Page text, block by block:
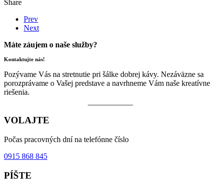
Share
Prev
Next
Máte záujem o naše služby?
Kontaktujte nás!
Pozývame Vás na stretnutie pri šálke dobrej kávy. Nezáväzne sa
porozprávame o Vašej predstave a navrhneme Vám naše kreatívne
riešenia.
VOLAJTE
Počas pracovných dní na telefónne číslo
0915 868 845
PÍŠTE